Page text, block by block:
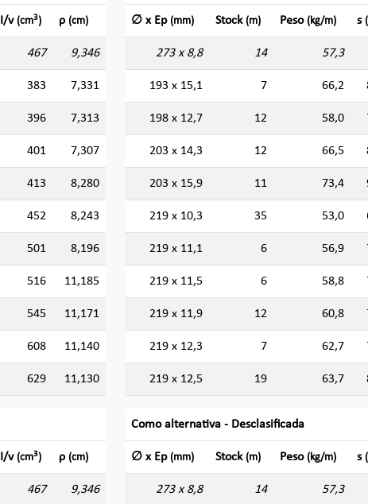
I/v (cm3) ρ (cm)
467 9,346
383 7,331
396 7,313
401 7,307
413 8,280
452 8,243
501 8,196
516 11,185
545 11,171
608 11,140
629 11,130
I/v (cm3) ρ (cm)
467 9,346
∅ x Ep (mm) Stock (m) Peso (kg/m) s
273 x 8,8 14 57,3
193 x 15,1 7 66,2
198 x 12,7 12 58,0
203 x 14,3 12 66,5
203 x 15,9 11 73,4
219 x 10,3 35 53,0
219 x 11,1 6 56,9
219 x 11,5 6 58,8
219 x 11,9 12 60,8
219 x 12,3 7 62,7
219 x 12,5 19 63,7
Como alternativa - Desclasificada
∅ x Ep (mm) Stock (m) Peso (kg/m) s
273 x 8,8 14 57,3